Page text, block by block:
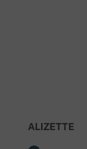
ALIZETTE